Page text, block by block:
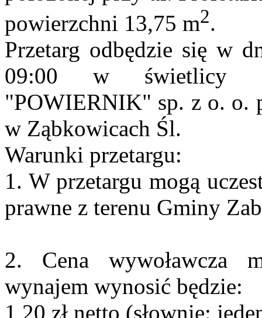
powierzchni 13,75 m2.
Przetarg odbędzie się w
09:00 w świetlicy
"POWIERNIK" sp. z o. o.
w Ząbkowicach Śl.
Warunki przetargu:
1. W przetargu mogą
prawne z terenu Gminy
2. Cena wywoławcza
wynajem wynosić będzie:
1,20 zł netto (słownie: